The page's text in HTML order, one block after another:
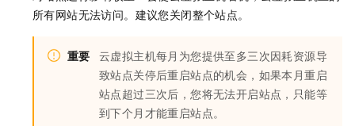
所有网站无法访问。建议您关闭整个站点。
重要 云虚拟主机每月为您提供至多三次因耗资源导
致站点关停后重启站点的机会，如果本月重启
站点超过三次后，您将无法开启站点，只能等
到下个月才能重启站点。